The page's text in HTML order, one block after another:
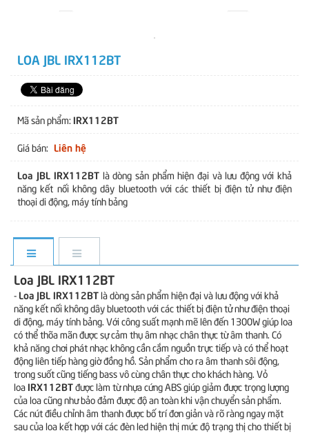
LOA JBL IRX112BT
Mã sản phẩm: IRX112BT
Giá bán: Liên hệ
Loa JBL IRX112BT là dòng sản phẩm hiện đại và lưu động với khả
năng kết nối không dây bluetooth với các thiết bị điện tử như điện
thoại di động, máy tính bảng
Loa JBL IRX112BT
- Loa JBL IRX112BTlà dòng sản phẩm hiện đại và lưu động với khả
năng kết nối không dây bluetooth với các thiết bị điện tử như điện thoại
di động, máy tính bảng. Với công suất mạnh mẽ lên đến 1300W giúp loa
có thể thõa mãn được sự cảm thụ âm nhạc chân thực từ âm thanh. Có
khả năng chơi phát nhạc không cần cắm nguồn trực tiếp và có thể hoạt
động liên tiếp hàng giờ đồng hồ. Sản phẩm cho ra âm thanh sôi động,
trong suốt cũng tiếng bass vô cùng chân thực cho khách hàng. Vỏ
loa IRX112BTđược làm từ nhựa cứng ABS giúp giảm được trọng lượng
của loa cũng như bảo đảm được độ an toàn khi vận chuyển sản phẩm.
Các nút điều chỉnh âm thanh được bố trí đơn giản và rõ ràng ngay mặt
sau của loa kết hợp với các đèn led hiện thị mức độ trạng thị cho thiết bị